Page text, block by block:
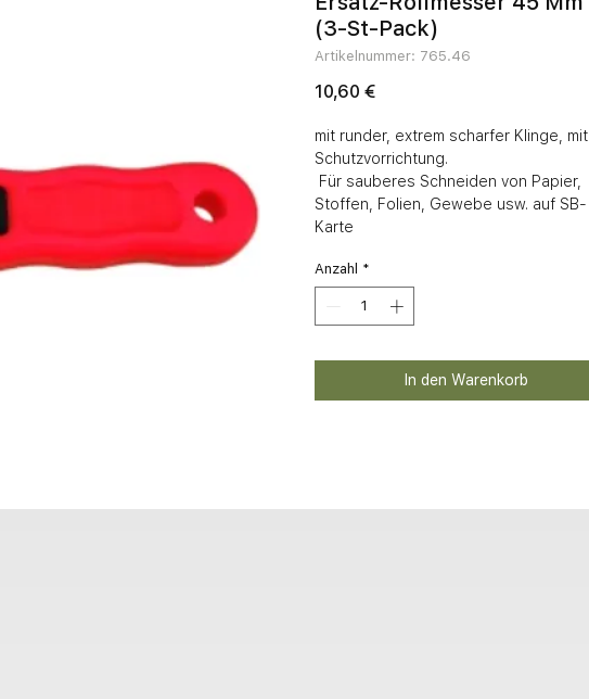
(3-St-Pack)
Artikelnummer: 765.46
10,60 €Preis
mit runder, extrem scharfer Klinge, mit
Schutzvorrichtung.
Stoffen, Folien, Gewebe usw. auf SB-
Karte
Anzahl *
In den Warenkorb